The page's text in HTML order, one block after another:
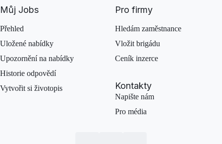
Můj Jobs
Přehled
Uložené nabídky
Upozornění na nabídky
Historie odpovědí
Vytvořit si životopis
Pro firmy
Hledám zaměstnance
Vložit brigádu
Ceník inzerce
Kontakty
Napište nám
Pro média